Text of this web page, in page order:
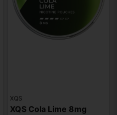
XQS
XQS Cola Lime 8mg